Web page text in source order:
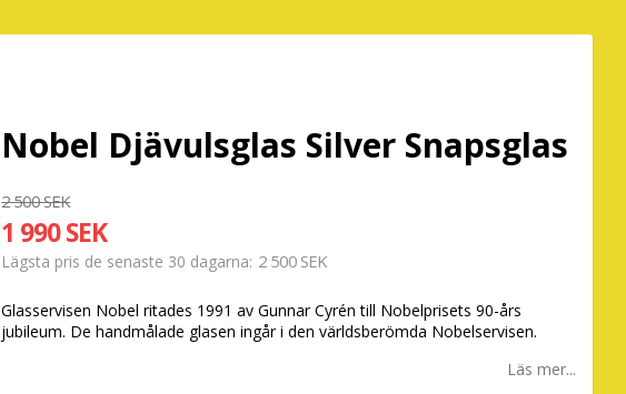
Nobel Djävulsglas Silver Snapsglas
2 500 SEK
1 990 SEK
Lägsta pris de senaste 30 dagarna 2 500 SEK
Glasservisen Nobel ritades 1991 av Gunnar Cyrén till Nobelprisets 90-års
jubileum. De handmålade glasen ingår i den världsberömda Nobelservisen.
Läs mer...